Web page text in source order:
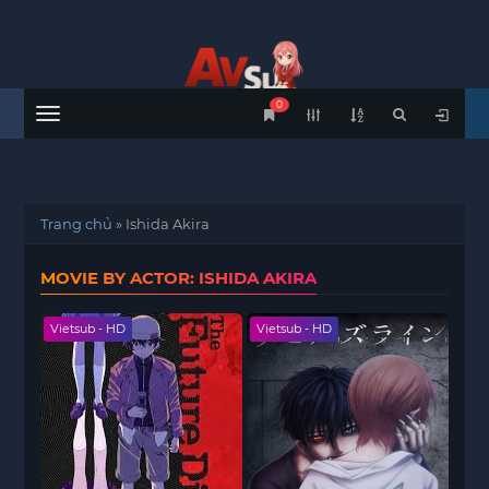
Menu
0
Trang chủ » Ishida Akira
MOVIE BY ACTOR: ISHIDA AKIRA
Vietsub - HD Vietsub - HD